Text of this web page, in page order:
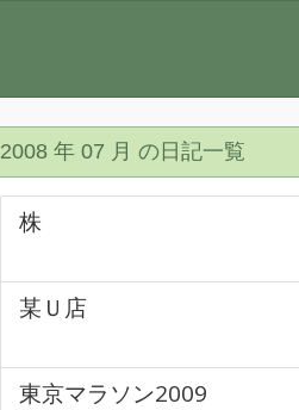
2008 年 07 月 の日記一覧
株
某Ｕ店
東京マラソン2009